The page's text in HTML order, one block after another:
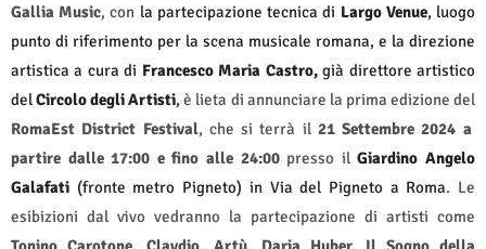
Gallia Music, con la partecipazione tecnica di Largo Venue, luogo
punto di riferimento per la scena musicale romana, e la direzione
artistica a cura di Francesco Maria Castro,già direttore artistico
delCircolo degli Artisti, è lieta di annunciare la prima edizione del
RomaEst District Festival, che si terrà il 21 Settembre 2024 a
partire dalle 17:00 e fino alle 24:00 presso ilGiardino Angelo
Galafati (fronte metro Pigneto) in Via del Pigneto a Roma. Le
esibizioni dal vivo vedranno la partecipazione di artisti come